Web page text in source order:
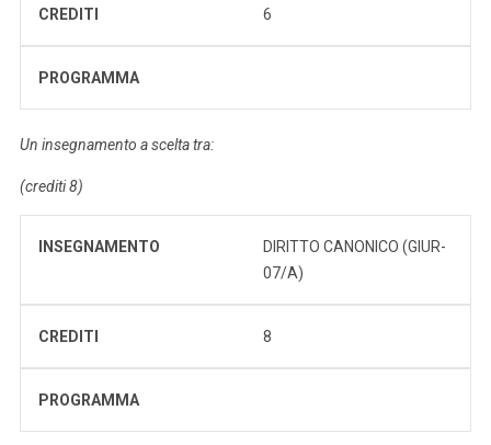
CREDITI 6
PROGRAMMA
Un insegnamento a scelta tra:
(crediti 8)
INSEGNAMENTO
DIRITTO CANONICO (GIUR-
07/A)
CREDITI 8
PROGRAMMA